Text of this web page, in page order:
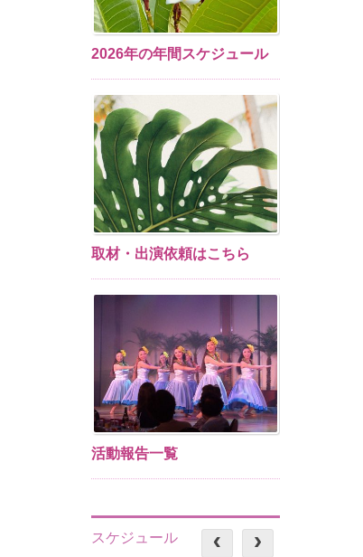
2026年の年間スケジュール
取材・出演依頼はこちら
活動報告一覧
スケジュール